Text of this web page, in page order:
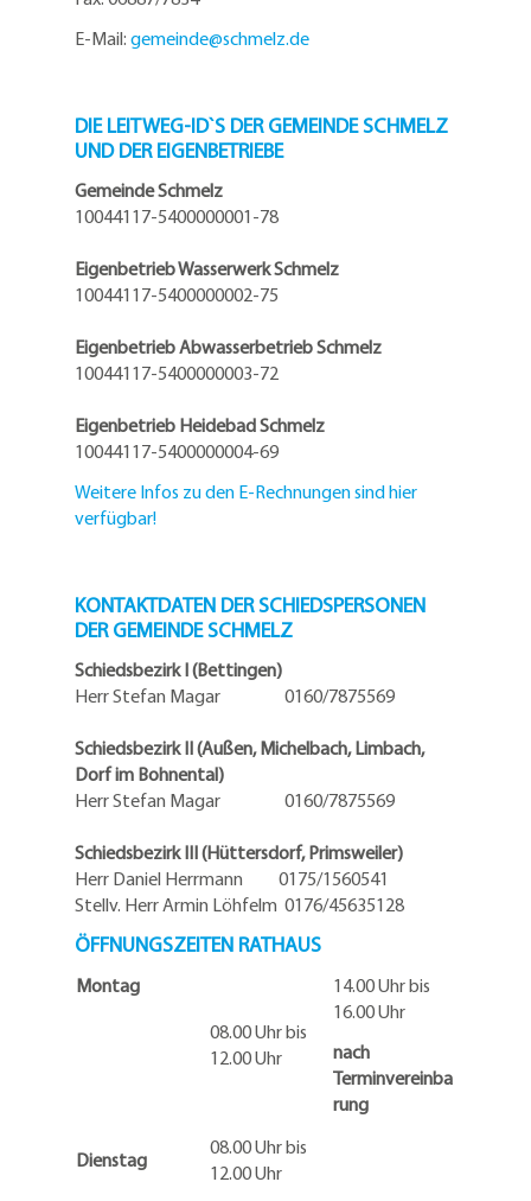
E-Mail: gemeinde@schmelz.de
DIE LEITWEG-ID`S DER GEMEINDE SCHMELZ
UND DER EIGENBETRIEBE
Gemeinde Schmelz
10044117-5400000001-78
Eigenbetrieb Wasserwerk Schmelz
10044117-5400000002-75
Eigenbetrieb Abwasserbetrieb Schmelz
10044117-5400000003-72
Eigenbetrieb Heidebad Schmelz
10044117-5400000004-69
Weitere Infos zu den E-Rechnungen sind hier
verfügbar!
KONTAKTDATEN DER SCHIEDSPERSONEN
DER GEMEINDE SCHMELZ
Schiedsbezirk I (Bettingen)
Herr Stefan Magar 0160/7875569
Schiedsbezirk II (Außen, Michelbach, Limbach,
Dorf im Bohnental)
Herr Stefan Magar 0160/7875569
Schiedsbezirk III (Hüttersdorf, Primsweiler)
Herr Daniel Herrmann 0175/1560541
Stellv. Herr Armin Löhfelm 0176/45635128
ÖFFNUNGSZEITEN RATHAUS
Montag
08.00 Uhr bis
12.00 Uhr
14.00 Uhr bis
16.00 Uhr
nach
Terminvereinba
rung
Dienstag
08.00 Uhr bis
12.00 Uhr